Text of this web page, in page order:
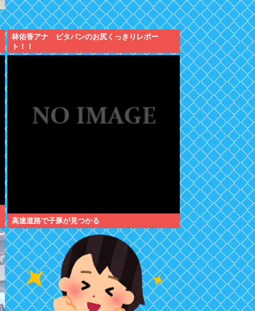
林佑香アナ ピタパンのお尻くっきりレポー
ト！！
高速道路で子豚が見つかる